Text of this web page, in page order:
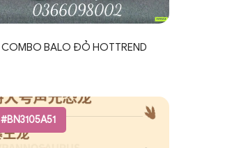
COMBO BALO ĐỎ HOTTREND
#BN3105A51